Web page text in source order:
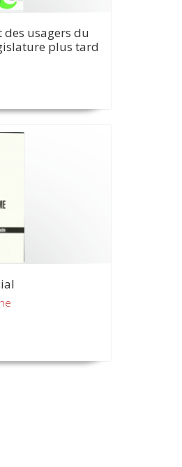
des usagers du
plus tard